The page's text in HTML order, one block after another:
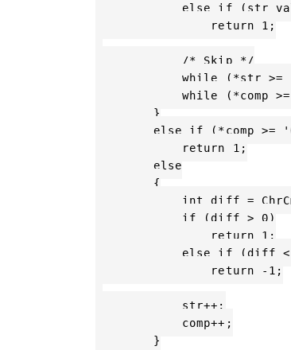
else if (str_value >
return 1;
/* Skip */
while (*str >= '0'
while (*comp >= '0'
}
else if (*comp >= '0'
return 1;
else
{
int diff =
if (diff > 0)
return 1;
else if (diff <
return -1;
str++;
comp++;
}